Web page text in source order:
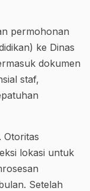
permohonan
ke Dinas
dokumen
staf,
Otoritas
lokasi untuk
Setelah